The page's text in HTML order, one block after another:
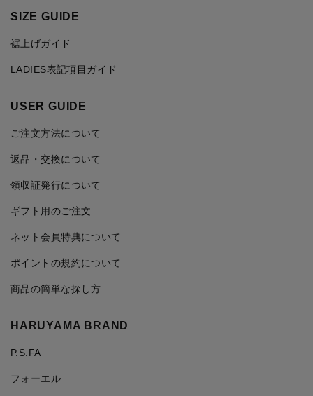
SIZE GUIDE
裾上げガイド
LADIES表記項目ガイド
USER GUIDE
ご注文方法について
返品・交換について
領収証発行について
ギフト用のご注文
ネット会員特典について
ポイントの規約について
商品の簡単な探し方
HARUYAMA BRAND
P.S.FA
フォーエル